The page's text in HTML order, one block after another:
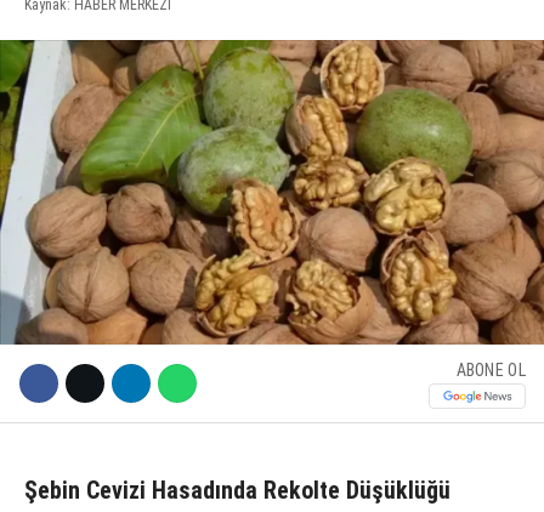
WhatsApp İhbar Hattı
Facebook
Instagram
Youtube
KÜLTÜR SANAT
SERVISLER
Kaynak: HABER MERKEZI
ABONE OL
Şebin Cevizi Hasadında Rekolte Düşüklüğü